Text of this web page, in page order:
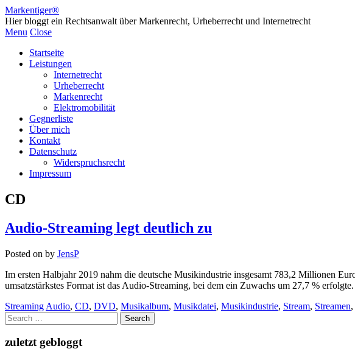
Markentiger®
Hier bloggt ein Rechtsanwalt über Markenrecht, Urheberrecht und Internetrecht
Menu Close
Startseite
Leistungen
Internetrecht
Urheberrecht
Markenrecht
Elektromobilität
Gegnerliste
Über mich
Kontakt
Datenschutz
Widerspruchsrecht
Impressum
CD
Audio-Streaming legt deutlich zu
Posted on by JensP
Im ersten Halbjahr 2019 nahm die deutsche Musikindustrie insgesamt 783,2 Millionen
umsatzstärkstes Format ist das Audio-Streaming, bei dem ein Zuwachs um 27,7 %
Streaming Audio, CD, DVD, Musikalbum, Musikdatei, Musikindustrie, Stream, Streamen,
Search
for:
zuletzt gebloggt